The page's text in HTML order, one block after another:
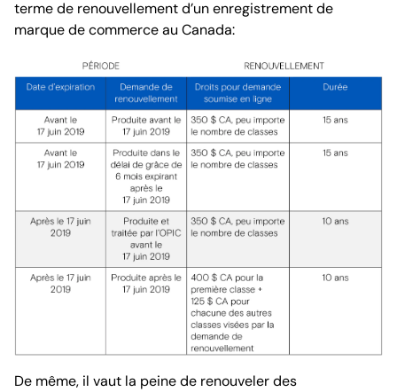
terme de renouvellement d’un enregistrement de
marque de commerce au Canada:
De même, il vaut la peine de renouveler des